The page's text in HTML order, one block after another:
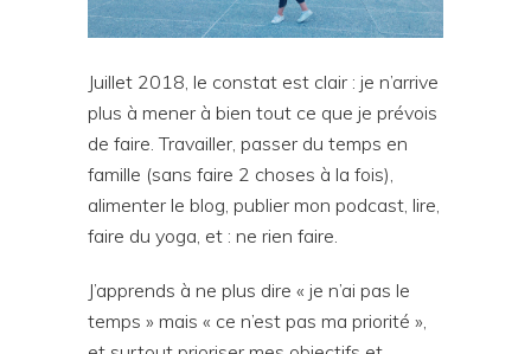
Juillet 2018, le constat est clair : je n’arrive
plus à mener à bien tout ce que je prévois
de faire. Travailler, passer du temps en
famille (sans faire 2 choses à la fois),
alimenter le blog, publier mon podcast, lire,
faire du yoga, et : ne rien faire.
J’apprends à ne plus dire « je n’ai pas le
temps » mais « ce n’est pas ma priorité »,